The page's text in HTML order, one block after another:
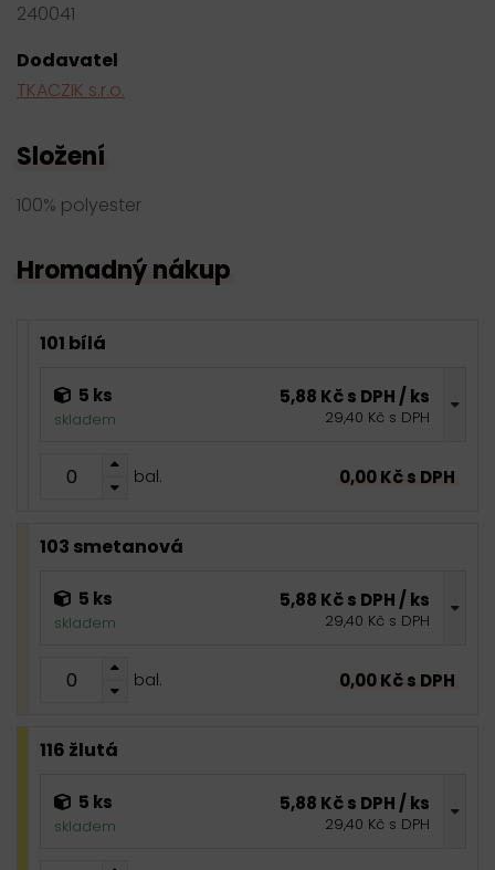
240041
Dodavatel
TKACZIK s.r.o.
Složení
100% polyester
Hromadný nákup
101 bílá
5 ks
skladem
5,88 Kč s DPH / ks
29,40 Kč s DPH
bal. 0,00 Kč s DPH
103 smetanová
5 ks
skladem
5,88 Kč s DPH / ks
29,40 Kč s DPH
bal. 0,00 Kč s DPH
116 žlutá
5 ks
skladem
5,88 Kč s DPH / ks
29,40 Kč s DPH